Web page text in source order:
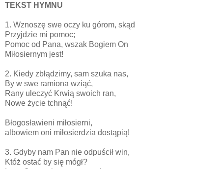
TEKST HYMNU
1. Wznoszę swe oczy ku górom, skąd
Przyjdzie mi pomoc;
Pomoc od Pana, wszak Bogiem On
Miłosiernym jest!
2. Kiedy zbłądzimy, sam szuka nas,
By w swe ramiona wziąć,
Rany uleczyć Krwią swoich ran,
Nowe życie tchnąć!
Błogosławieni miłosierni,
albowiem oni miłosierdzia dostąpią!
3. Gdyby nam Pan nie odpuścił win,
Któż ostać by się mógł?